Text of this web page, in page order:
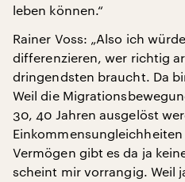
leben können.“
Rainer Voss: „Also ich
differenzieren, wer richtig
dringendsten braucht. Da
Weil die
30, 40 Jahren ausgelöst
Vermögen gibt es da ja
scheint mir vorrangig. Weil